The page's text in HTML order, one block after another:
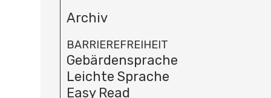
Archiv
BARRIEREFREIHEIT
Gebärdensprache
Leichte Sprache
Easy Read